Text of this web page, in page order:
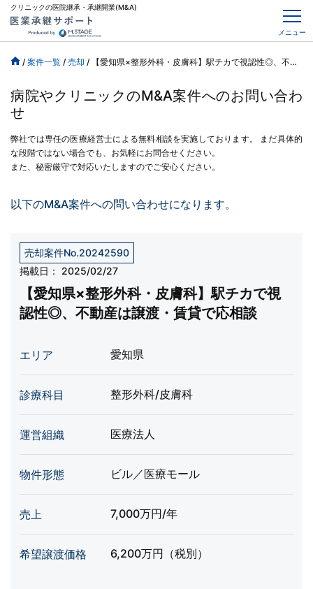
クリニックの医院継承・承継開業(M&A)
メニュー
/ 案件一覧 / 売却 / 【愛知県×整形外科・皮膚科】駅チカで視認性◎、不動産は譲渡・賃貸で応相談
病院やクリニックのM&A案件へのお問い合わ
せ
弊社では専任の医療経営士による無料相談を実施しております。
まだ具体的
な段階ではない場合でも、お気軽にお問合せください。
また、秘密厳守で対応いたしますのでご安心ください。
以下のM&A案件への問い合わせになります。
売却案件No.20242590
掲載日：
2025/02/27
【愛知県×整形外科・皮膚科】駅チカで視
認性◎、不動産は譲渡・賃貸で応相談
エリア 愛知県
診療科目 整形外科/皮膚科
運営組織 医療法人
物件形態 ビル／医療モール
売上 7,000万円/年
希望譲渡価格 6,200万円（税別）